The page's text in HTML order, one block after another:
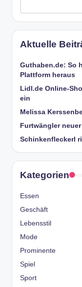
Aktuelle
Guthaben.de: So
Plattform heraus
Lidl.de Online-
ein
Melissa
Furtwängler
Schinkenfleckerl
Kategorien
Essen
Geschäft
Lebensstil
Mode
Prominente
Spiel
Sport